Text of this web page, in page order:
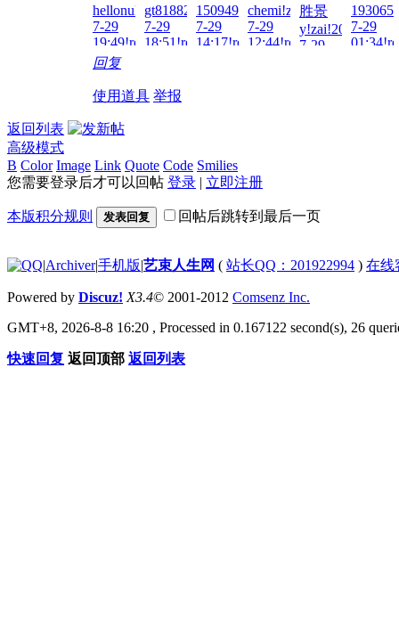
hellonuke!zai!2026-
7-29
19:49!read!
gt818828!zai!2026-
7-29
18:51!read!
1509494414!zai!2026-
7-29
14:17!read!
chemi!zai!2026-
7-29
12:44!read!
胜景
y!zai!2026-
7-29
7-29
回复
使用道具 举报
返回列表
高级模式
B Color Image Link Quote Code Smilies
您需要登录后才可以回帖 登录 | 立即注册
本版积分规则 发表回复 回帖后跳转到最后一页
|Archiver|手机版|艺束人生网 ( 站长QQ：201922994 ) 在线
Powered by Discuz! X3.4© 2001-2012 Comsenz Inc.
GMT+8, 2026-8-8 16:20 , Processed in 0.167122 second(s), 26
快速回复 返回顶部 返回列表